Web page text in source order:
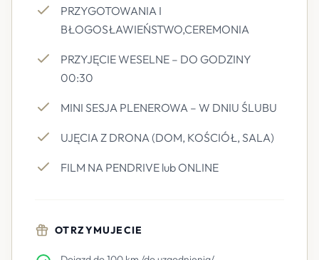
PRZYGOTOWANIA I
BŁOGOSŁAWIEŃSTWO,CEREMONIA
PRZYJĘCIE WESELNE – DO GODZINY
00:30
MINI SESJA PLENEROWA – W DNIU ŚLUBU
UJĘCIA Z DRONA (DOM, KOŚCIÓŁ, SALA)
FILM NA PENDRIVE lub ONLINE
OTRZYMUJECIE